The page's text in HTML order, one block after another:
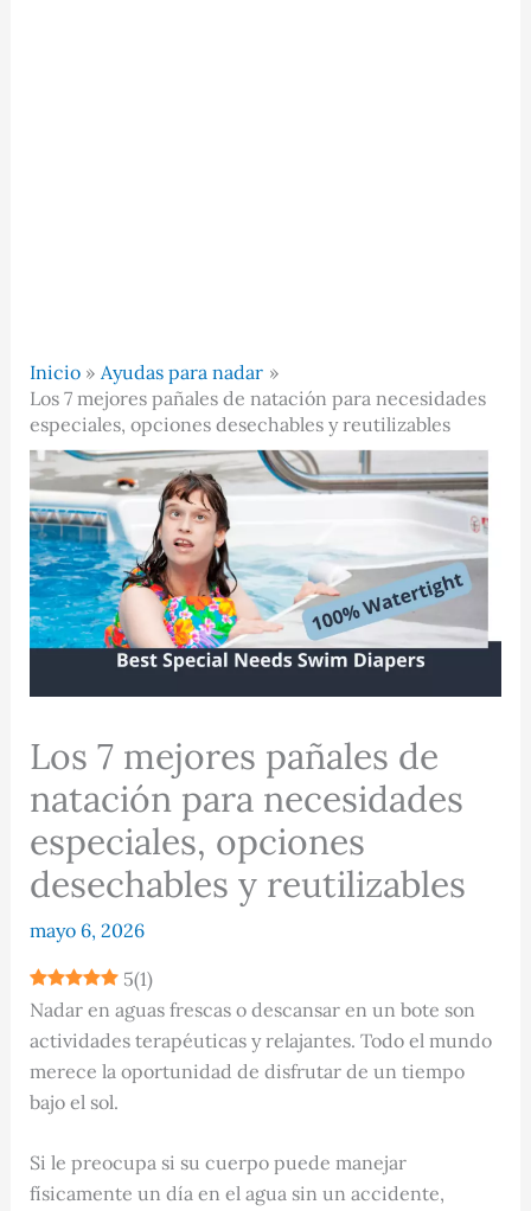
Inicio
Ayudas para nadar
Los 7 mejores pañales de natación para necesidades
especiales, opciones desechables y reutilizables
Los 7 mejores pañales de
natación para necesidades
especiales, opciones
desechables y reutilizables
mayo 6, 2026
5(1)
Nadar en aguas frescas o descansar en un bote son
actividades terapéuticas y relajantes. Todo el mundo
merece la oportunidad de disfrutar de un tiempo
bajo el sol.
Si le preocupa si su cuerpo puede manejar
físicamente un día en el agua sin un accidente,